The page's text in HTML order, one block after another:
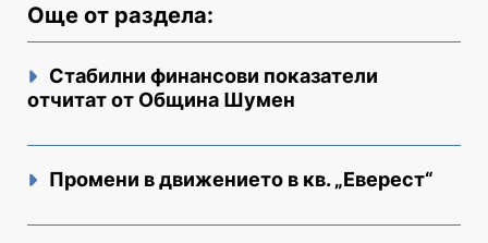
Още от раздела:
Стабилни финансови показатели
отчитат от Община Шумен
Промени в движението в кв. „Еверест“